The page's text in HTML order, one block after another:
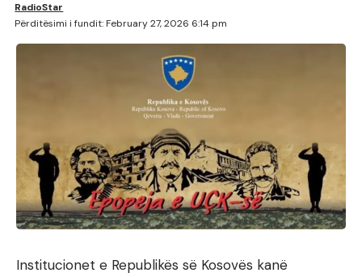
Përditësimi i fundit: February 27, 2026 6:14 pm
RadioStar
Institucionet e Republikës së Kosovës kanë